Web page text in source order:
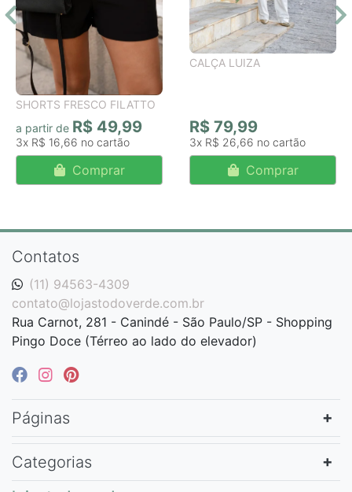
SHORTS FRESCO FILATTO
a partir de R$ 49,99
3x R$ 16,66
Comprar
CALÇA LUIZA
R$ 79,99
3x R$ 26,66
Comprar
Contatos
(11) 94563-4309
contato@lojastodoverde.com.br
Rua Carnot, 281 - Canindé - São Paulo/SP - Shopping
Pingo Doce (Térreo ao lado do elevador)
Páginas
Categorias